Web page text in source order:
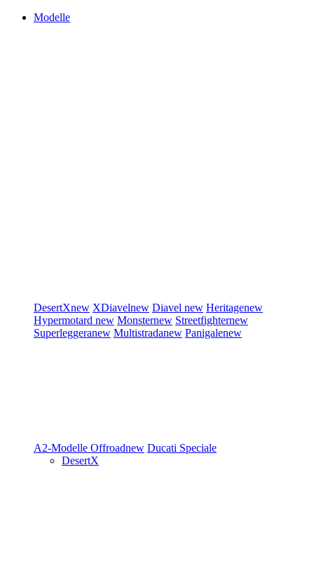
Modelle
DesertXnew XDiavelnew Diavel new Heritagenew
Hypermotard new Monsternew Streetfighternew
Superleggeranew Multistradanew Panigalenew
A2-Modelle Offroadnew Ducati Speciale
DesertX